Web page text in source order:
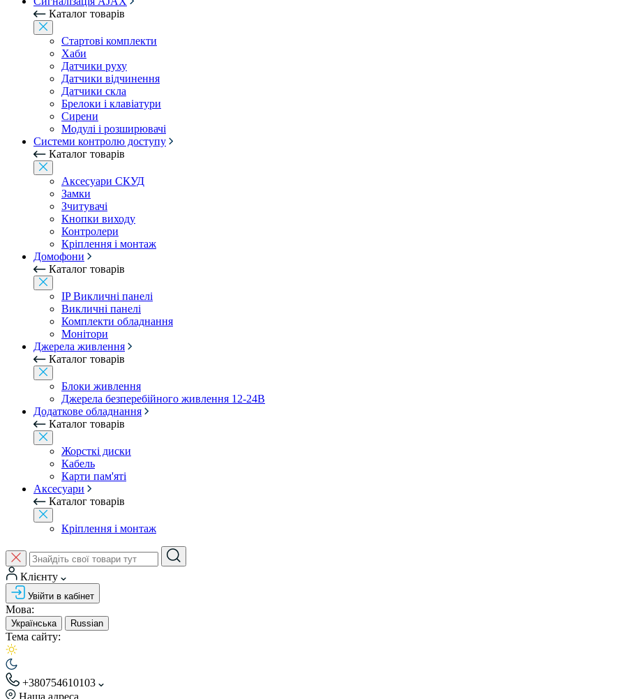
Каталог товарів
Стартові комплекти
Хаби
Датчики руху
Датчики відчинення
Датчики скла
Брелоки і клавіатури
Сирени
Модулі і розширювачі
Системи контролю доступу
Каталог товарів
Аксесуари СКУД
Замки
Зчитувачі
Кнопки виходу
Контролери
Кріплення і монтаж
Домофони
Каталог товарів
IP Викличні панелі
Викличні панелі
Комплекти обладнання
Монітори
Джерела живлення
Каталог товарів
Блоки живлення
Джерела безперебійного живлення 12-24В
Додаткове обладнання
Каталог товарів
Жорсткі диски
Кабель
Карти пам'яті
Аксесуари
Каталог товарів
Кріплення і монтаж
Клієнту
Увійти в кабінет
Мова:
Українська Russian
Тема сайту:
+380754610103
Наша адреса